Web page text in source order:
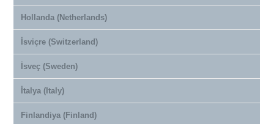
Hollanda (Netherlands)
İsviçre (Switzerland)
İsveç (Sweden)
İtalya (Italy)
Finlandiya (Finland)